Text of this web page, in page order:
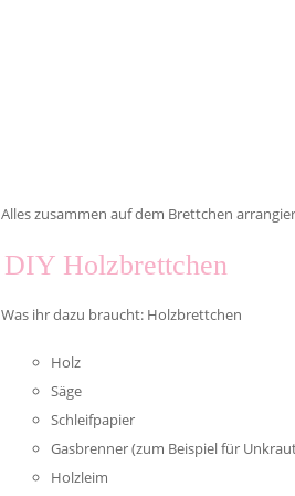
Alles zusammen auf dem Brettchen
DIY Holzbrettchen
Was ihr dazu braucht: Holzbrettchen
Holz
Säge
Schleifpapier
Gasbrenner (zum Beispiel für
Holzleim